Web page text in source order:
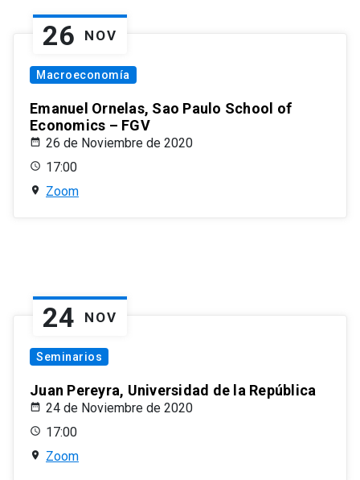
26 NOV
Macroeconomía
Emanuel Ornelas, Sao Paulo School of
Economics – FGV
26 de Noviembre de 2020
17:00
Zoom
24 NOV
Seminarios
Juan Pereyra, Universidad de la República
24 de Noviembre de 2020
17:00
Zoom